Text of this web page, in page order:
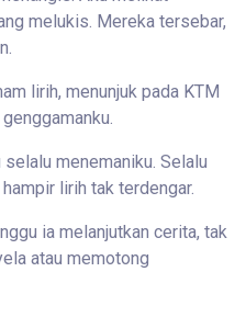
melukis. Mereka tersebar,
lirih, menunjuk pada KTM
selalu menemaniku. Selalu
lirih tak terdengar.
ia melanjutkan cerita, tak
atau memotong